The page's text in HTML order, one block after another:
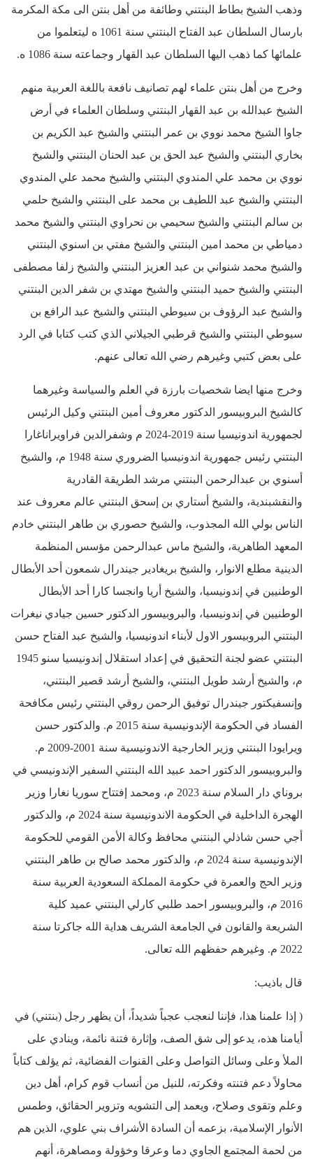
وذهب الشيخ بطاط البنتني وطائفة من أهل بنتن الى مكة المكرمة
بارسال السلطان عبد الفتاح البنتني سنة 1061 ه ليتعلموا من
علمائها كما ذهب اليها السلطان عبد القهار وجماعته سنة 1086 ه.
وخرج من أهل بنتن علماء لهم تصانيف نافعة باللغة العربية منهم
الشيخ عبدالله بن عبد القهار البنتني وسلطان العلماء في أرض
جاوا الشيخ محمد نووي بن عمر البنتني والشيخ عبد الكريم بن
بخاري البنتني والشيخ عبد الحق بن عبد الحنان البنتني والشيخ
نووي بن محمد علي المندوي البنتني والشيخ محمد علي المندوي
البنتني والشيخ عبد اللطيف بن محمد على البنتني والشيخ حلمي
بن سالم البنتني والشيخ سحيمي بن نحراوي البنتني والشيخ محمد
دمياطي بن محمد امين البنتني والشيخ مفتي بن اسنوي البنتني
والشيخ محمد شنواني بن عبد العزيز البنتني والشيخ زلفا مصطفى
البنتني والشيخ حميد البنتني والشيخ مهتدي بن شفر الدين البنتني
والشيخ عبد الرؤوف بن سيوطي البنتني والشيخ عبد الرافع بن
سيوطي البنتني والشيخ قرطبي الجيلاني الذي كتب كتابا في الرد
على بعض كتبي وغيرهم رضي الله تعالى عنهم.
وخرج منها ايضا شخصيات بارزة في العلم والسياسة وغيرهما
كالشيخ البروبيسور الدكتور معروف أمين البنتني وكيل الرئيس
لجمهورية اندونيسيا سنة 2019-2024 م وشفرالدين فراويراناغارا
البنتني رئيس جمهورية اندونيسيا الضروري سنة 1948 م، والشيخ
أسنوي بن عبدالرحمن البنتني مرشد الطريقة القادرية
والنقشبندية، والشيخ أستاري بن إسحق البنتني عالم معروف عند
الناس بولي الله المجذوب، والشيخ حصوري بن طاهر البنتني خادم
المعهد الطاهرية، والشيخ ماس عبدالرحمن مؤسس المنظمة
الدينية مطلع الانوار، والشيخ بريغادير جيندرال شمعون أحد الأبطال
الوطنيين في إندونيسيا، والشيخ أريا وانجسا كارا أحد الأبطال
الوطنيين في إندونيسيا، والبروبيسور الدكتور حسين جيادي نيغرات
البنتني البروبيسور الاول لأبناء اندونيسيا، والشيخ عبد الفتاح حسن
البنتني عضو لجنة التحقيق في إعداد استقلال إندونيسيا سنو 1945
م، والشيخ أرشد طويل البنتني، والشيخ أرشد قصير البنتني،
وإنسفيكتور جيندرال توفيق الرحمن روقي البنتني رئيس مكافحة
الفساد في الحكومة الإندونيسية سنة 2015 م. والدكتور حسن
ويرايودا البنتني وزير الخارجية الاندونيسية سنة 2001-2009 م.
والبروبيسور الدكتور احمد عبيد الله البنتني السفير الإندونيسي في
بروناي دار السلام سنة 2023 م، ومحمد إفتتاح سوريا نغارا وزير
الهجرة الداخلية في الحكومة الاندونيسية سنة 2024 م، والدكتور
أجي حسن شاذلي البنتني محافظ وكالة الأمن القومي للحكومة
الإندونيسية سنة 2024 م، والدكتور محمد صالح بن طاهر البنتني
وزير الحج والعمرة في حكومة المملكة السعودية العربية سنة
2016 م، والبروبيسور احمد طلبي كارلي البنتني عميد كلية
الشريعة والقانون في الجامعة الشريف هداية الله جاكرتا سنة
2022 م. وغيرهم حفظهم الله تعالى.
قال باذيب:
( إذا علمنا هذا، فإننا لنعجب عجباً شديداً، أن يظهر رجل (بنتني) في
أيامنا هذه، يدعو إلى شق الصف، وإثارة فتنة نائمة، وينادي على
الملأ وعلى وسائل التواصل وعلى القنوات الفضائية، ثم يؤلف كتاباً
محاولاً دعم فتنته وفكرته، للنيل من أنساب قوم كرام، أهل دين
وعلم وتقوى وصلاح، ويعمد إلى التشويه وتزوير الحقائق، وطمس
الأنوار الإسلامية، بزعمه أن السادة الأشراف بني علوي، الذين هم
من لحمة المجتمع الجاوي دما وعرقا وخؤولة ومصاهرة، أنهم